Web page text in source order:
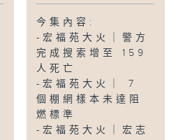
今集內容:
-宏福苑大火｜警方
完成搜索增至 159
人死亡
-宏福苑大火｜ 7
個棚網樣本未達阻
燃標準
-宏福苑大火｜宏志